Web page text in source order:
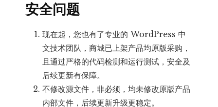
安全问题
现在起，您也有了专业的 WordPress 中
文技术团队，商城已上架产品均原版采购，
且通过严格的代码检测和运行测试，安全及
后续更新有保障。
不修改源文件，非必须，均未修改原版产品
内部文件，后续更新升级更稳定。